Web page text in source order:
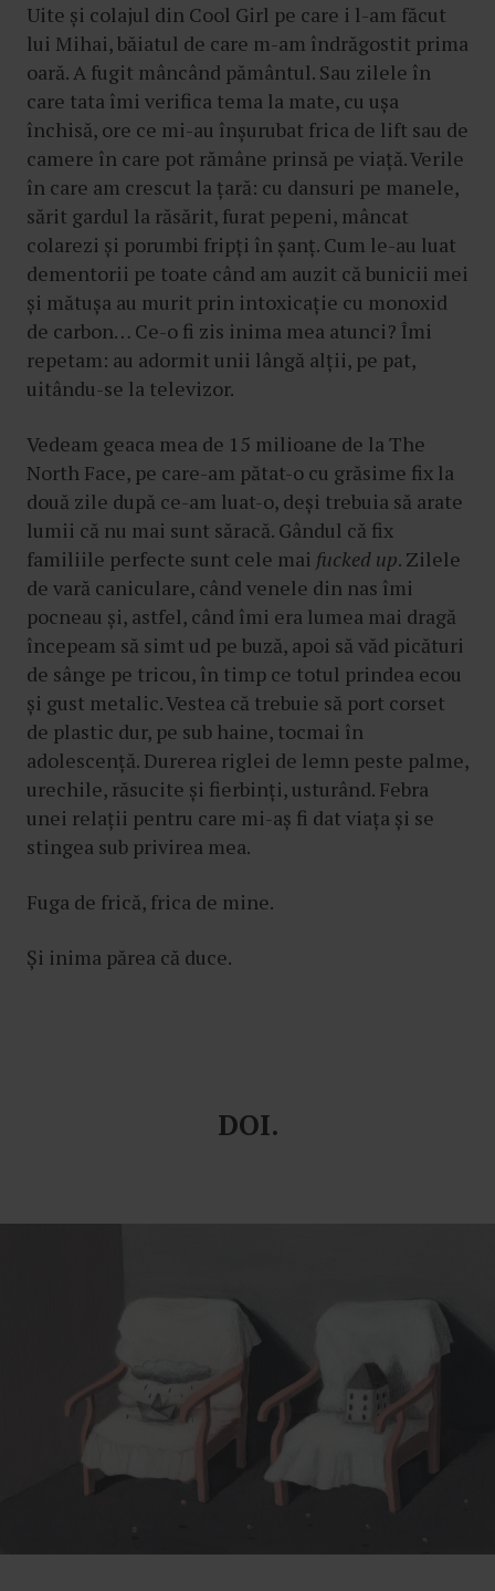
Uite și colajul din Cool Girl pe care i l-am făcut
lui Mihai, băiatul de care m-am îndrăgostit prima
oară. A fugit mâncând pământul. Sau zilele în
care tata îmi verifica tema la mate, cu ușa
închisă, ore ce mi-au înșurubat frica de lift sau de
camere în care pot rămâne prinsă pe viață. Verile
în care am crescut la țară: cu dansuri pe manele,
sărit gardul la răsărit, furat pepeni, mâncat
colarezi și porumbi fripți în șanț. Cum le-au luat
dementorii pe toate când am auzit că bunicii mei
și mătușa au murit prin intoxicație cu monoxid
de carbon… Ce-o fi zis inima mea atunci? Îmi
repetam: au adormit unii lângă alții, pe pat,
uitându-se la televizor.
Vedeam geaca mea de 15 milioane de la The
North Face, pe care-am pătat-o cu grăsime fix la
două zile după ce-am luat-o, deși trebuia să arate
lumii că nu mai sunt săracă. Gândul că fix
familiile perfecte sunt cele mai fucked up. Zilele
de vară caniculare, când venele din nas îmi
pocneau și, astfel, când îmi era lumea mai dragă
începeam să simt ud pe buză, apoi să văd picături
de sânge pe tricou, în timp ce totul prindea ecou
și gust metalic. Vestea că trebuie să port corset
de plastic dur, pe sub haine, tocmai în
adolescență. Durerea riglei de lemn peste palme,
urechile, răsucite și fierbinți, usturând. Febra
unei relații pentru care mi-aș fi dat viața și se
stingea sub privirea mea.
Fuga de frică, frica de mine.
Și inima părea că duce.
DOI.